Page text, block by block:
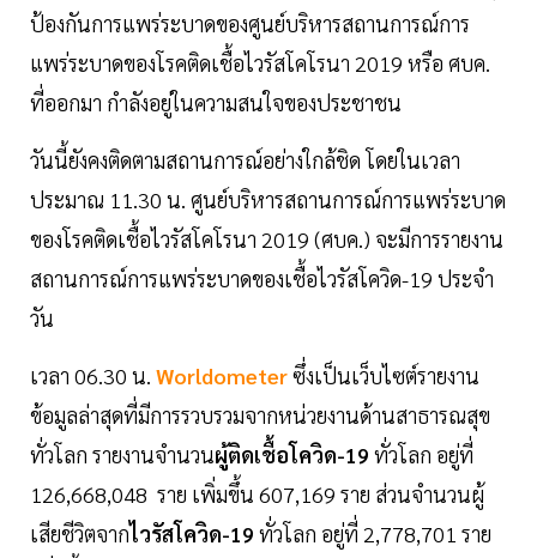
ป้องกันการแพร่ระบาดของศูนย์บริหารสถานการณ์การ
แพร่ระบาดของโรคติดเชื้อไวรัสโคโรนา 2019 หรือ ศบค.
ที่ออกมา กำลังอยู่ในความสนใจของประชาชน
วันนี้ยังคงติดตามสถานการณ์อย่างใกล้ชิด โดยในเวลา
ประมาณ 11.30 น. ศูนย์บริหารสถานการณ์การแพร่ระบาด
ของโรคติดเชื้อไวรัสโคโรนา 2019 (ศบค.) จะมีการรายงาน
สถานการณ์การแพร่ระบาดของเชื้อไวรัสโควิด-19 ประจำ
วัน
เวลา 06.30 น. Worldometerซึ่งเป็นเว็บไซต์รายงาน
ข้อมูลล่าสุดที่มีการรวบรวมจากหน่วยงานด้านสาธารณสุข
ทั่วโลก รายงานจำนวนผู้ติดเชื้อโควิด-19 ทั่วโลก อยู่ที่
126,668,048 ราย เพิ่มขึ้น 607,169 ราย ส่วนจำนวนผู้
เสียชีวิตจากไวรัสโควิด-19 ทั่วโลก อยู่ที่ 2,778,701 ราย